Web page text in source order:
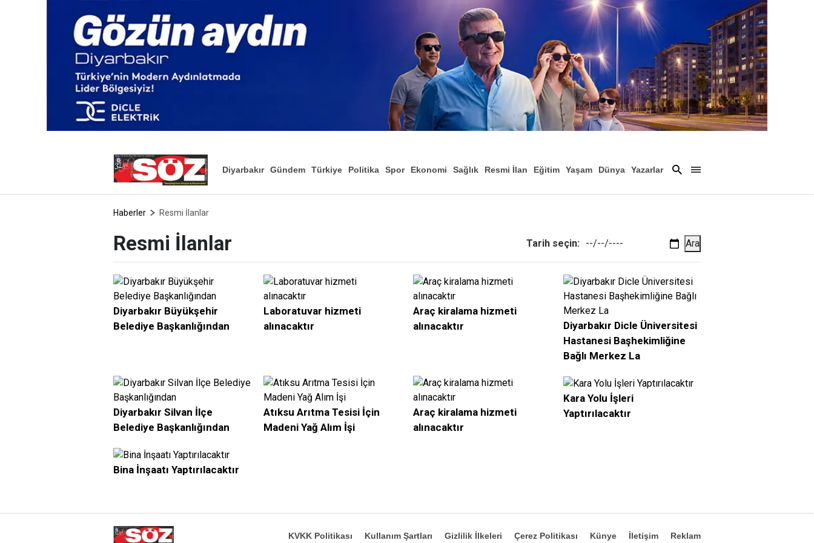
Diyarbakır Gündem Türkiye Politika Spor Ekonomi Sağlık Resmi İlan Eğitim Yaşam
Dünya
Yazarlar
Haberler Resmi İlanlar
Resmi İlanlar Tarih seçin: Ara
Diyarbakır Büyükşehir
Belediye Başkanlığından
Laboratuvar hizmeti
alınacaktır
Araç kiralama hizmeti
alınacaktır
Diyarbakır Dicle Üniversitesi
Hastanesi Başhekimliğine
Bağlı Merkez La
Diyarbakır Silvan İlçe
Belediye Başkanlığından
Atıksu Arıtma Tesisi İçin
Madeni Yağ Alım İşi
Araç kiralama hizmeti
alınacaktır
Kara Yolu İşleri
Yaptırılacaktır
Bina İnşaatı Yaptırılacaktır
KVKK Politikası Kullanım Şartları Gizlilik İlkeleri Çerez Politikası Künye İletişim Reklam